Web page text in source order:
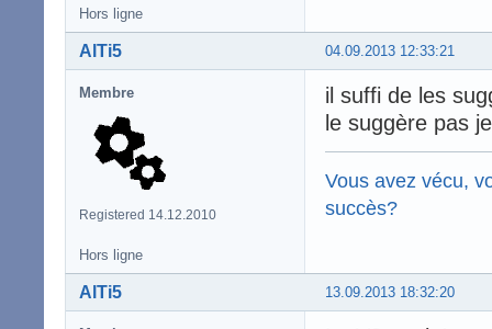
Hors ligne
04.09.2013 12:33:21
AlTi5
Membre
Registered 14.12.2010
il suffi de les
le suggère pas
Vous avez vécu,
succès?
Hors ligne
13.09.2013 18:32:20
AlTi5